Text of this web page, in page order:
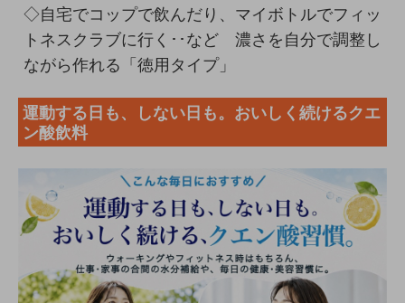
◇自宅でコップで飲んだり、マイボトルでフィッ
トネスクラブに行く･･など 濃さを自分で調整し
ながら作れる「徳用タイプ」
運動する日も、しない日も。おいしく続けるクエ
ン酸飲料